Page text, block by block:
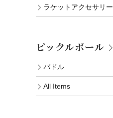
ラケットアクセサリー
ピックルボール
パドル
All Items